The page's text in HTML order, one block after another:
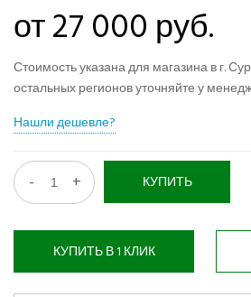
от 27 000 руб.
Стоимость указана для магазина в г.
остальных регионов уточняйте у
Нашли дешевле?
- + КУПИТЬ
КУПИТЬ В 1 КЛИК